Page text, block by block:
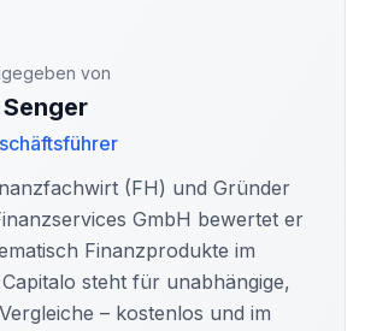
von
(FH) und Gründer
GmbH bewertet er
Finanzprodukte im
steht für unabhängige,
– kostenlos und im